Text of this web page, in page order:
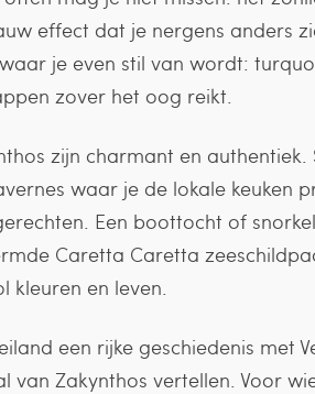
effect dat je nergens anders
je even stil van wordt:
zover het oog reikt.
zijn charmant en
waar je de lokale keuken
Een boottocht of
Caretta Caretta
kleuren en leven.
een rijke geschiedenis met
van Zakynthos vertellen. Voor